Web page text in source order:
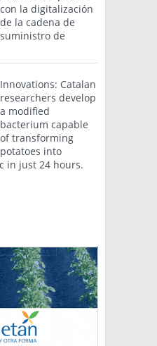
con la digitalización
de la cadena de
suministro de
Innovations: Catalan
researchers develop
a modified
bacterium capable
of transforming
potatoes into
in just 24 hours.